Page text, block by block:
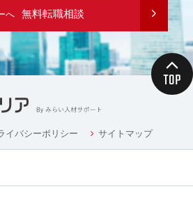
応募頂く方の情報
情報
厚生などの業務連絡のため
について
進める等の理由から、業務の一
に、個人情報を委託す
ただし、委託先に開示するお客様
業務の委託に必要となる
とし、かつ使用範囲もその範囲
へ 無料転職相談
イバシーポリシー サイトマップ